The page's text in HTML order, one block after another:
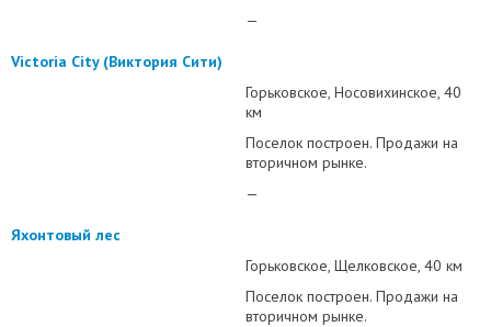
—
Victoria City (Виктория Сити)
Горьковское Носовихинское 40
км
Поселок построен. Продажи на
вторичном рынке.
—
Яхонтовый лес
Горьковское Щелковское 40 км
Поселок построен. Продажи на
вторичном рынке.